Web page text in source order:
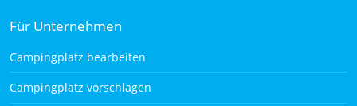
Für Unternehmen
Campingplatz bearbeiten
Campingplatz vorschlagen